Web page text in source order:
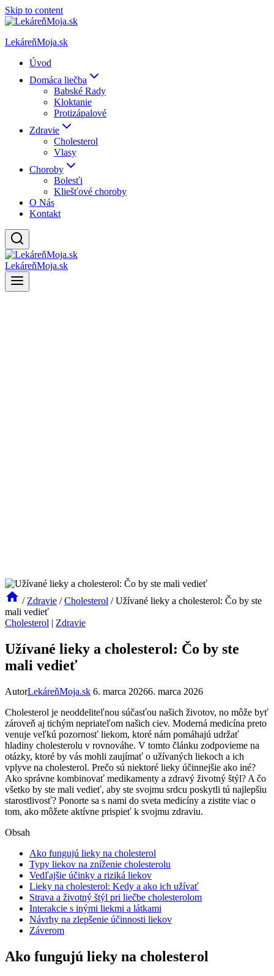
Skip to content
LekáreňMoja.sk
Úvod
Domáca liečba
Babské Rady
Kloktanie
Protizápalové
Zdravie
Cholesterol
Vlasy
Choroby
Bolesťi
Kliešťové choroby
O Nás
Kontakt
LekáreňMoja.sk
/ Zdravie / Cholesterol / Užívané lieky a cholesterol: Čo by ste
mali vedieť
Cholesterol | Zdravie
Užívané lieky a cholesterol: Čo by ste
mali vedieť
AutorLekáreňMoja.sk 6. marca 20266. marca 2026
Cholesterol je neoddeliteľnou súčasťou našich životov, no môže byť
zároveň aj tichým nepriateľom našich ciev. Moderná medicína preto
venuje veľkú pozornosť liekom, ktoré nám pomáhajú udržať
hladiny cholesterolu v rovnováhe. V tomto článku zodpovieme na
otázky, ktoré by vás mohli zaujímať o užívaných liekoch a ich
vplyve na cholesterol. Prečo sú niektoré lieky účinnejšie ako iné?
Ako správne kombinovať medikamenty a zdravý životný štýl? A čo
všetko by ste mali vedieť, aby ste svojmu srdcu poskytli tú najlepšiu
starostlivosť? Ponorte sa s nami do sveta medicíny a zistite viac o
tom, ako môžete aktívne prispieť k svojmu zdraviu.
Obsah
Ako fungujú lieky na cholesterol
Typy liekov na zníženie cholesterolu
Vedľajšie účinky a riziká liekov
Lieky na cholesterol: Kedy a ako ich užívať
Strava a životný štýl pri liečbe cholesterolom
Interakcie s inými liekmi a látkami
Návrhy na zlepšenie účinnosti liekov
Záverom
Ako fungujú lieky na cholesterol